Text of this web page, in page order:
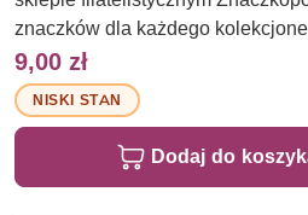
znaczków dla każdego
9,00 zł
NISKI STAN
Dodaj do